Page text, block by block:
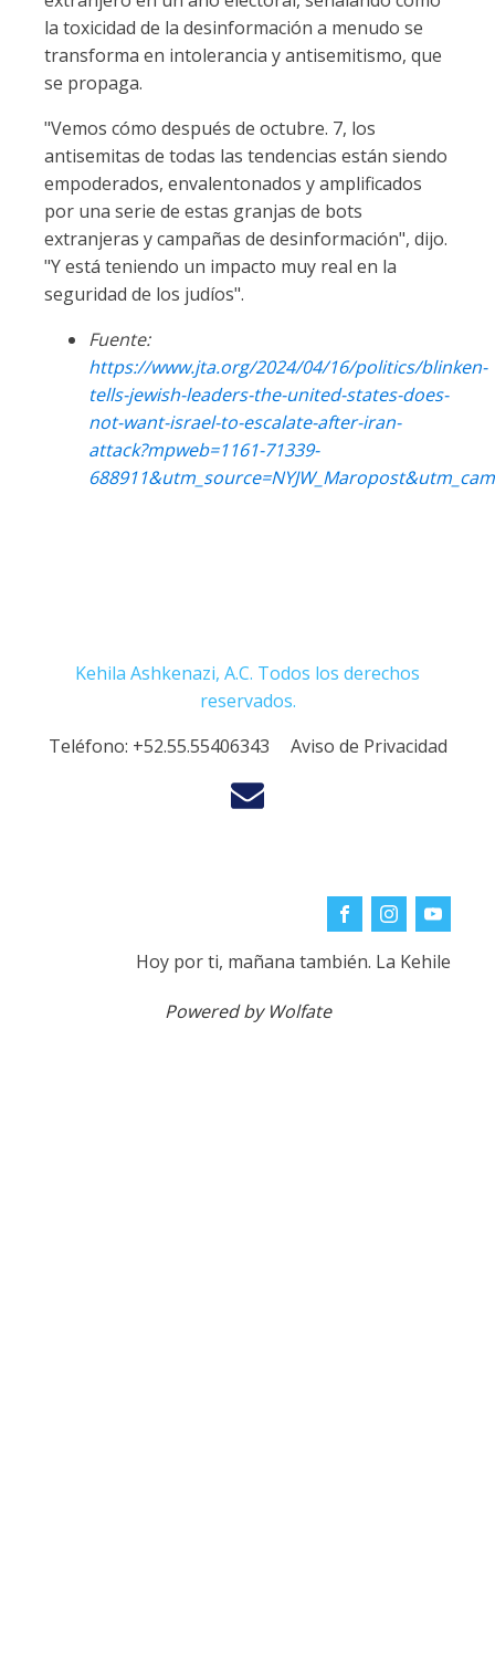
la toxicidad de la desinformación a menudo se
transforma en intolerancia y antisemitismo, que
se propaga.
"Vemos cómo después de octubre. 7, los
antisemitas de todas las tendencias están siendo
empoderados, envalentonados y amplificados
por una serie de estas granjas de bots
extranjeras y campañas de desinformación", dijo.
"Y está teniendo un impacto muy real en la
seguridad de los judíos".
Fuente:
https://www.jta.org/2024/04/16/politics/blinken-
tells-jewish-leaders-the-united-states-does-
not-want-israel-to-escalate-after-iran-
attack?mpweb=1161-71339-
Kehila Ashkenazi, A.C. Todos los derechos
reservados.
Teléfono: +52.55.55406343 Aviso de Privacidad
Hoy por ti, mañana también. La Kehile
Powered by Wolfate